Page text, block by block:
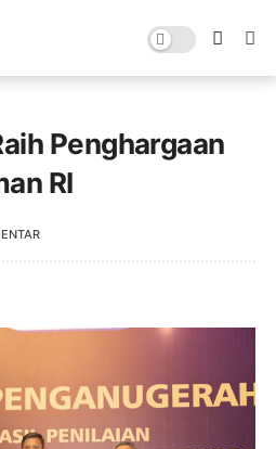
Penghargaan
RI